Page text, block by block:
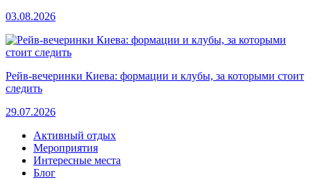
03.08.2026
Рейв-вечеринки Киева: формации и клубы, за которыми стоит
следить
29.07.2026
Активный отдых
Мероприятия
Интересные места
Блог